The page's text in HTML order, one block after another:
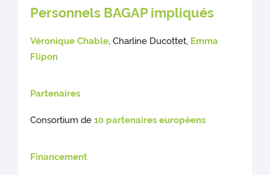
Personnels BAGAP impliqués
Véronique Chable, Charline Ducottet, Emma
Flipon
Partenaires
Consortium de10 partenaires européens
Financement